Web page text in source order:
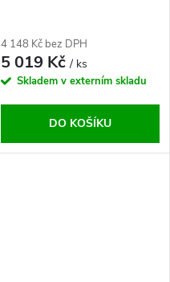
4 148 Kč bez DPH
5 019 Kč/ ks
Skladem v externím skladu
DO KOŠÍKU